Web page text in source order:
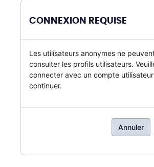
CONNEXION REQUISE
Les utilisateurs anonymes ne
consulter les profils utilisateurs.
connecter avec un compte
continuer.
Annuler